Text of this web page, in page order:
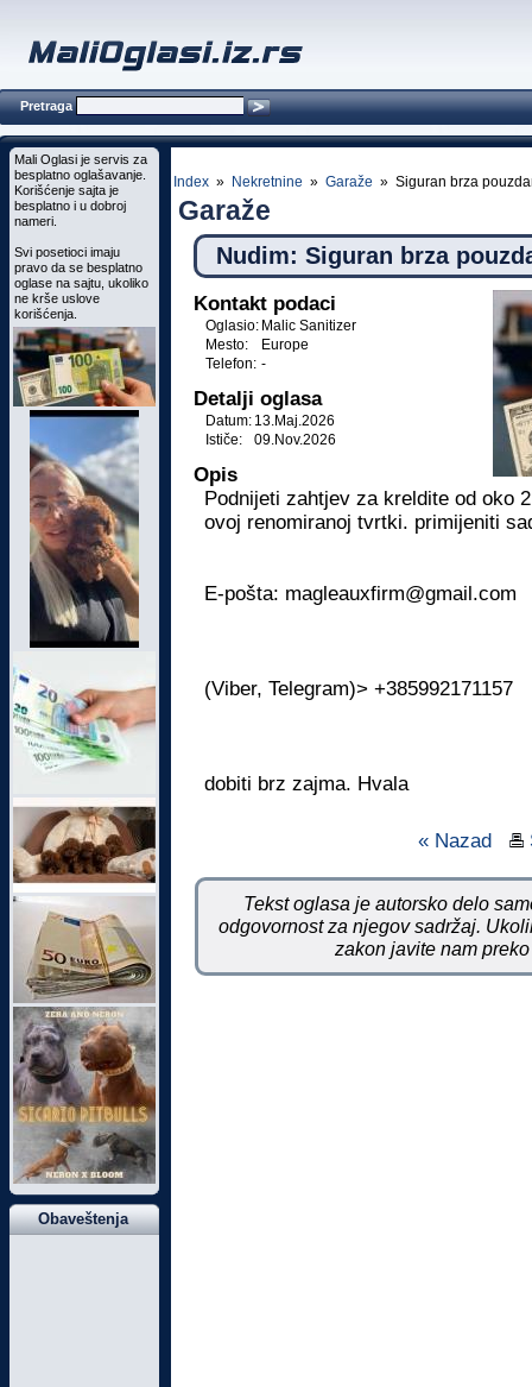
Pretraga
Index» Nekretnine » Garaže » Siguran brza
Garaže
Nudim: Siguran brza
Kontakt podaci
Oglasio: Malic Sanitizer
Mesto:
Europe
Telefon: -
Detalji oglasa
Datum: 13.Maj.2026
Ističe:
09.Nov.2026
Opis
Podnijeti zahtjev za kreldite od oko
ovoj renomiranoj tvrtki. primijeniti
E-pošta: magleauxfirm@gmail.com
(Viber, Telegram)> +385992171157
dobiti brz zajma. Hvala
« Nazad
Tekst oglasa je autorsko delo
odgovornost za njegov sadržaj.
zakon javite nam
Mali Oglasi je servis za
besplatno oglašavanje.
Korišćenje sajta je
besplatno i u dobroj
nameri.
Svi posetioci imaju
pravo da se besplatno
oglase na sajtu, ukoliko
ne krše uslove
korišćenja.
Obaveštenja